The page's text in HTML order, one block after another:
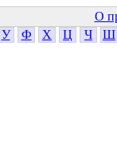
О
У Ф Х Ц Ч Ш